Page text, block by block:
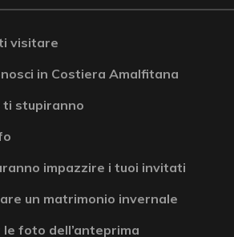
visitare
in Costiera Amalfitana
ti stupiranno
impazzire i tuoi invitati
un matrimonio invernale
foto dell’anteprima